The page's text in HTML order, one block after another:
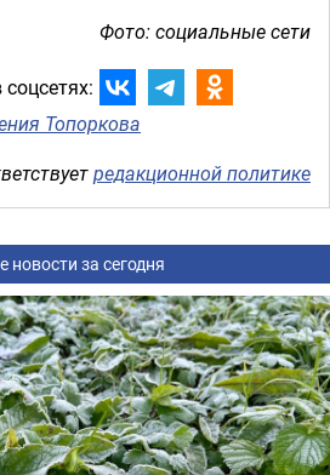
Фото: социальные сети
Топоркова
редакционной политике
новости за сегодня